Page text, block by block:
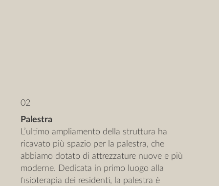
Palestra
L’ultimo ampliamento della struttura ha
ricavato più spazio per la palestra, che
abbiamo dotato di attrezzature nuove e più
moderne. Dedicata in primo luogo alla
fisioterapia dei residenti, la palestra è
02